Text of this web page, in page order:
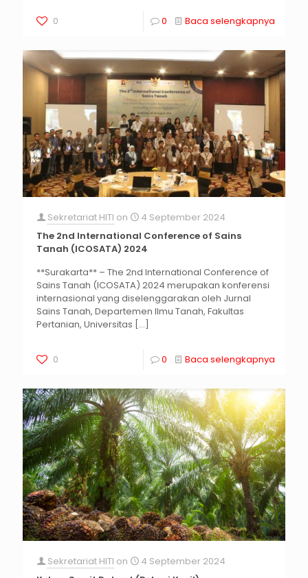
0 0 Baca selengkapnya
Sekretariat HITI on
4 September 2024
The 2nd International Conference of Sains
Tanah (ICOSATA) 2024
**Surakarta** – The 2nd International Conference of
Sains Tanah (ICOSATA) 2024 merupakan konferensi
internasional yang diselenggarakan oleh Jurnal
Sains Tanah, Departemen Ilmu Tanah, Fakultas
Pertanian, Universitas […]
0 0 Baca selengkapnya
Sekretariat HITI on
4 September 2024